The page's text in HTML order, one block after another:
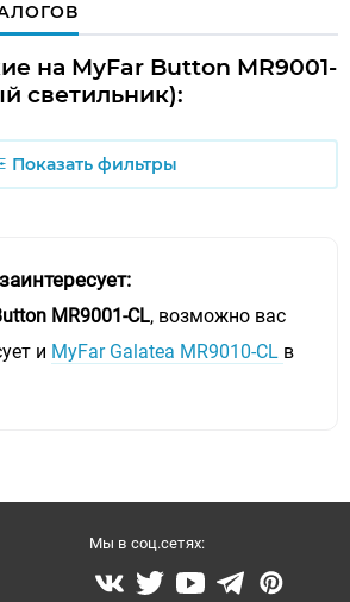
на MyFar Button MR9001-
светильник):
Показать фильтры
MR9001-CL, возможно вас
и MyFar Galatea MR9010-CL в
Мы в соц.сетях: